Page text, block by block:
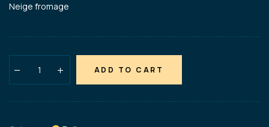
Neige fromage
ADD TO CART